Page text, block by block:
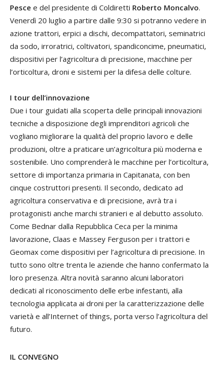
Pesce e del presidente di Coldiretti Roberto Moncalvo.
Venerdì 20 luglio a partire dalle 9:30 si potranno vedere in
azione trattori, erpici a dischi, decompattatori, seminatrici
da sodo, irroratrici, coltivatori, spandiconcime, pneumatici,
dispositivi per l’agricoltura di precisione, macchine per
l’orticoltura, droni e sistemi per la difesa delle colture.
I tour dell’innovazione
Due i tour guidati alla scoperta delle principali innovazioni
tecniche a disposizione degli imprenditori agricoli che
vogliano migliorare la qualità del proprio lavoro e delle
produzioni, oltre a praticare un’agricoltura più moderna e
sostenibile. Uno comprenderà le macchine per l’orticoltura,
settore di importanza primaria in Capitanata, con ben
cinque costruttori presenti. Il secondo, dedicato ad
agricoltura conservativa e di precisione, avrà tra i
protagonisti anche marchi stranieri e al debutto assoluto.
Come Bednar dalla Repubblica Ceca per la minima
lavorazione, Claas e Massey Ferguson per i trattori e
Geomax come dispositivi per l’agricoltura di precisione. In
tutto sono oltre trenta le aziende che hanno confermato la
loro presenza. Altra novità saranno alcuni laboratori
dedicati al riconoscimento delle erbe infestanti, alla
tecnologia applicata ai droni per la caratterizzazione delle
varietà e all’Internet of things, porta verso l’agricoltura del
futuro.
IL CONVEGNO